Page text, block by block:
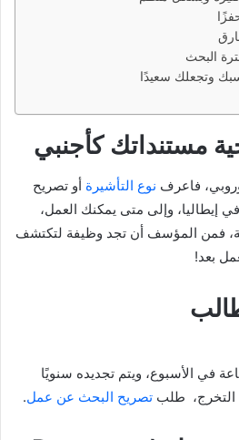
فاعرف نوع التأشيرة أو تصريح
إيطاليا، وإلى متى يمكنك العمل،
فمن المؤسف أن تجد وظيفة لتكتشف
بعد!
للطلاب بالعمل 20 ساعة في الأسبوع، ويتم تجديده سنويًا
التخرج، طلب تصريح البحث عن عمل.